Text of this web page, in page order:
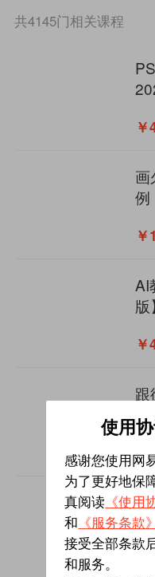
共4145门相关课程
￥
画
例
￥
AI
版】
￥
跟
能
￥
课
使用
感谢您使用网
为了更好地保
真阅读 《使用
和 《服务条款》
接受全部条款
和服务。